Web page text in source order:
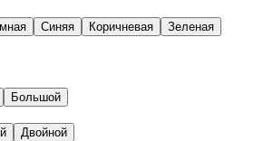
Синяя Коричневая Зеленая
Большой
Двойной